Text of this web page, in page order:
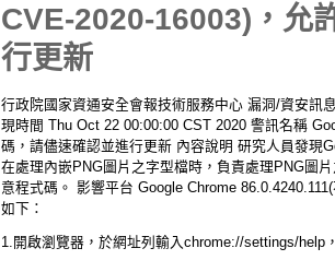
CVE-2020-16003)，允
行更新
行政院國家資通安全會報技術服務中心 漏洞/資安訊
現時間 Thu Oct 22 00:00:00 CST 2020 警訊名稱
碼，請儘速確認並進行更新 內容說明 研究人員發現
在處理內嵌PNG圖片之字型檔時，負責處理PNG圖
意程式碼。 影響平台 Google Chrome
如下：
1.開啟瀏覽器，於網址列輸入chrome://settings/help